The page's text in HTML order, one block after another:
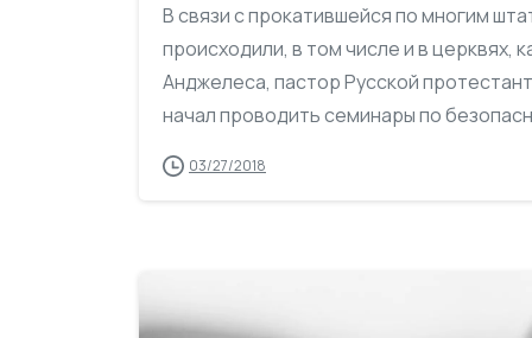
В связи с прокатившейся по многим
происходили, в том числе и в церквях,
Анджелеса, пастор Русской
начал проводить семинары по
03/27/2018